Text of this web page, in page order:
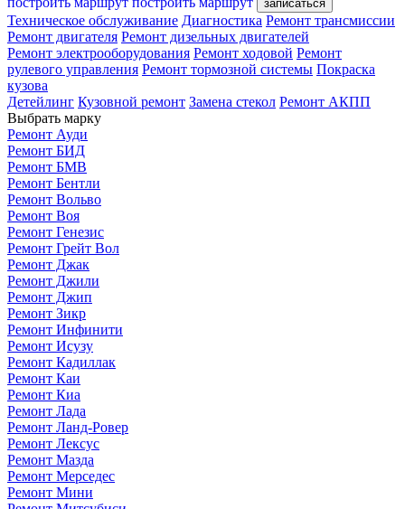
записаться
Техническое обслуживание Диагностика Ремонт трансмиссии
Ремонт двигателя Ремонт дизельных двигателей
Ремонт электрооборудования Ремонт ходовой Ремонт
рулевого управления Ремонт тормозной системы Покраска
кузова
Детейлинг Кузовной ремонт Замена стекол Ремонт АКПП
Выбрать марку
Ремонт Ауди
Ремонт БИД
Ремонт БМВ
Ремонт Бентли
Ремонт Вольво
Ремонт Воя
Ремонт Генезис
Ремонт Грейт Вол
Ремонт Джак
Ремонт Джили
Ремонт Джип
Ремонт Зикр
Ремонт Инфинити
Ремонт Исузу
Ремонт Кадиллак
Ремонт Каи
Ремонт Киа
Ремонт Лада
Ремонт Ланд-Ровер
Ремонт Лексус
Ремонт Мазда
Ремонт Мерседес
Ремонт Мини